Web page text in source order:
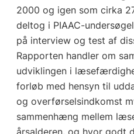
2000 og igen som cirka
deltog i PIAAC-
på interview og test af
Rapporten handler om
udviklingen i
forløb med hensyn til
og overførselsindkomst
sammenhæng mellem
årsalderen, og hvor godt